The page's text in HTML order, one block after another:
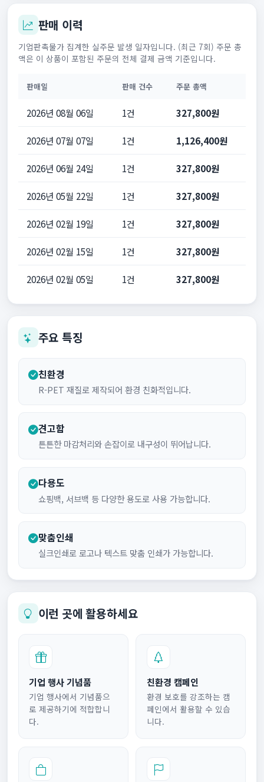
판매 이력
기업판촉물가 집계한 실주문 발생 일자입니다. (최근 7회) 주문 총
액은 이 상품이 포함된 주문의 전체 결제 금액 기준입니다.
판매일 판매 건수 주문 총액
2026년 08월 06일 1건 327,800원
2026년 07월 07일 1건 1,126,400원
2026년 06월 24일 1건 327,800원
2026년 05월 22일 1건 327,800원
2026년 02월 19일 1건 327,800원
2026년 02월 15일 1건 327,800원
2026년 02월 05일 1건 327,800원
주요 특징
친환경
R-PET 재질로 제작되어 환경 친화적입니다.
견고함
튼튼한 마감처리와 손잡이로 내구성이 뛰어납니다.
다용도
쇼핑백, 서브백 등 다양한 용도로 사용 가능합니다.
맞춤인쇄
실크인쇄로 로고나 텍스트 맞춤 인쇄가 가능합니다.
이런 곳에 활용하세요
기업 행사 기념품
기업 행사에서 기념품으
로 제공하기에 적합합니
다.
친환경 캠페인
환경 보호를 강조하는 캠
페인에서 활용할 수 있습
니다.